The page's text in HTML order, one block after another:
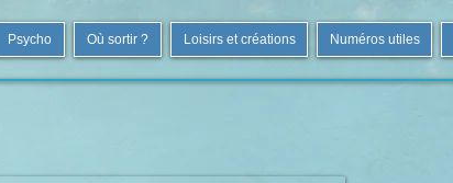
Psycho Où sortir ? Loisirs et créations Numéros utiles